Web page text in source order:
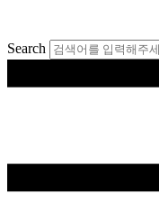
츠
건
Search